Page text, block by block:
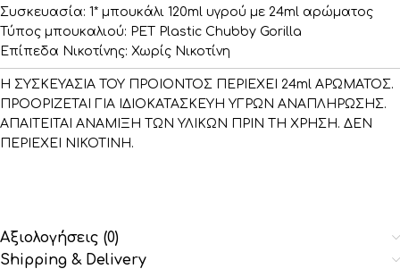
Συσκευασία: 1* μπουκάλι 120ml υγρού με 24ml αρώματος
Τύπος μπουκαλιού: PET Plastic Chubby Gorilla
Επίπεδα Νικοτίνης: Χωρίς Νικοτίνη
Η ΣΥΣΚΕΥΑΣΙΑ ΤΟΥ ΠΡΟΙΟΝΤΟΣ ΠΕΡΙΕΧΕΙ 24ml ΑΡΩΜΑΤΟΣ.
ΠΡΟΟΡΙΖΕΤΑΙ ΓΙΑ ΙΔΙΟΚΑΤΑΣΚΕΥΗ ΥΓΡΩΝ ΑΝΑΠΛΗΡΩΣΗΣ.
ΑΠΑΙΤΕΙΤΑΙ ΑΝΑΜΙΞΗ ΤΩΝ ΥΛΙΚΩΝ ΠΡΙΝ ΤΗ ΧΡΗΣΗ. ΔΕΝ
ΠΕΡΙΕΧΕΙ ΝΙΚΟΤΙΝΗ.
Αξιολογήσεις (0)
Shipping & Delivery